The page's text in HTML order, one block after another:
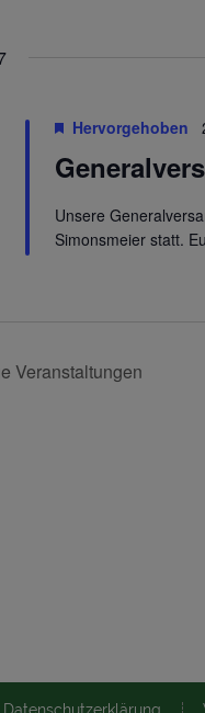
Hervorgehoben
Unsere
Simonsmeier statt.
Veranstaltungen